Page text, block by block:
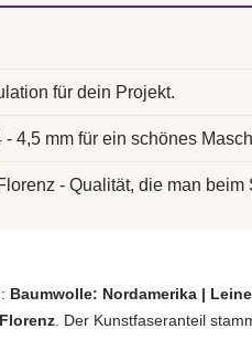
für dein Projekt.
4,5 mm für ein schönes
- Qualität, die man beim
Baumwolle: Nordamerika |
. Der Kunstfaseranteil